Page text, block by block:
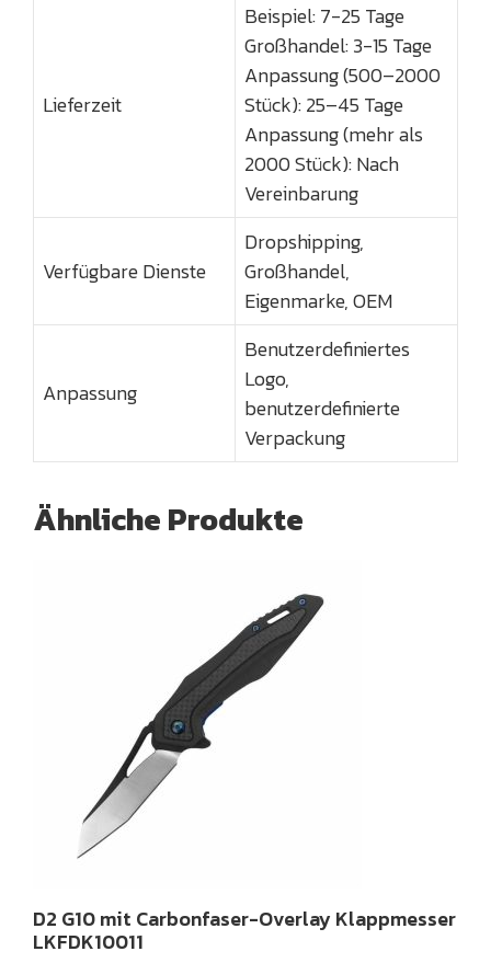
Lieferzeit
Beispiel: 7-25 Tage
Großhandel: 3-15 Tage
Anpassung (500–2000
Stück): 25–45 Tage
Anpassung (mehr als
2000 Stück): Nach
Vereinbarung
Verfügbare Dienste
Dropshipping,
Großhandel,
Eigenmarke, OEM
Anpassung
Benutzerdefiniertes
Logo,
benutzerdefinierte
Verpackung
Ähnliche Produkte
D2 G10 mit Carbonfaser-Overlay Klappmesser
LKFDK10011